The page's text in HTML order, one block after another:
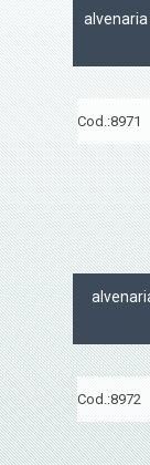
Cod.:8971
Cod.:8972